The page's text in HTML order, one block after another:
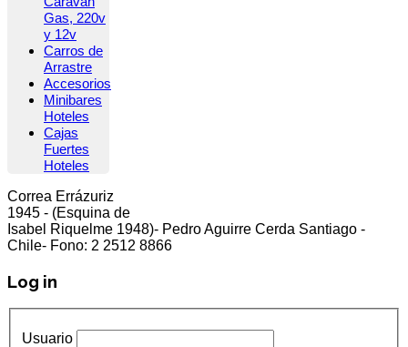
Gas, 220v
y 12v
Carros de
Arrastre
Accesorios
Minibares
Hoteles
Cajas
Fuertes
Hoteles
Correa Errázuriz
1945 - (Esquina de
Isabel Riquelme 1948)- Pedro Aguirre Cerda Santiago -
Chile- Fono: 2 2512 8866
Log in
Usuario